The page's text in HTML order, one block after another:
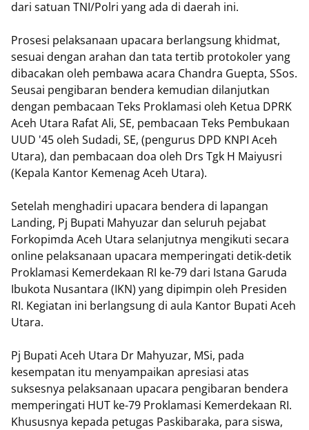
dari satuan TNI/Polri yang ada di daerah ini.
Prosesi pelaksanaan upacara berlangsung khidmat,
sesuai dengan arahan dan tata tertib protokoler yang
dibacakan oleh pembawa acara Chandra Guepta, SSos.
Seusai pengibaran bendera kemudian dilanjutkan
dengan pembacaan Teks Proklamasi oleh Ketua DPRK
Aceh Utara Rafat Ali, SE, pembacaan Teks Pembukaan
UUD '45 oleh Sudadi, SE, (pengurus DPD KNPI Aceh
Utara), dan pembacaan doa oleh Drs Tgk H Maiyusri
(Kepala Kantor Kemenag Aceh Utara).
Setelah menghadiri upacara bendera di lapangan
Landing, Pj Bupati Mahyuzar dan seluruh pejabat
Forkopimda Aceh Utara selanjutnya mengikuti secara
online pelaksanaan upacara memperingati detik-detik
Proklamasi Kemerdekaan RI ke-79 dari Istana Garuda
Ibukota Nusantara (IKN) yang dipimpin oleh Presiden
RI. Kegiatan ini berlangsung di aula Kantor Bupati Aceh
Utara.
Pj Bupati Aceh Utara Dr Mahyuzar, MSi, pada
kesempatan itu menyampaikan apresiasi atas
suksesnya pelaksanaan upacara pengibaran bendera
memperingati HUT ke-79 Proklamasi Kemerdekaan RI.
Khususnya kepada petugas Paskibaraka, para siswa,